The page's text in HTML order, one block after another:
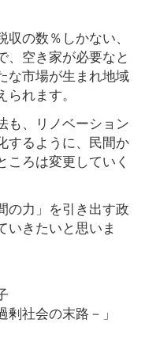
の数％しかない、
、空き家が必要なと
な市場が生まれ地域
れます。
も、リノベーション
するように、民間か
ころは変更していく
の力」を引き出す政
いきたいと思いま
剰社会の末路－」